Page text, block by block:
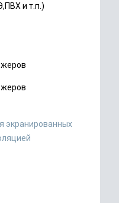
и т.п.)
экранированных